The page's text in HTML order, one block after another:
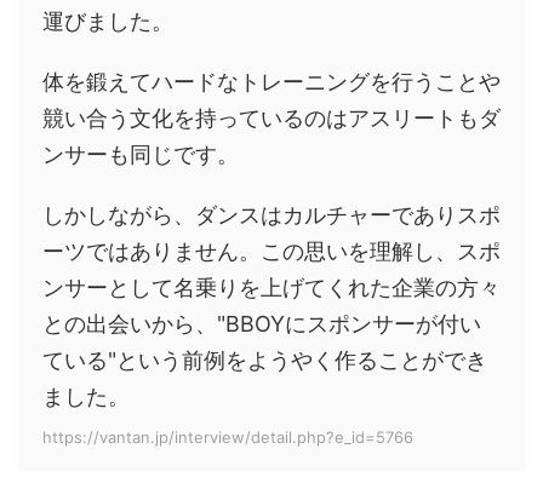
運びました。
体を鍛えてハードなトレーニングを行うことや
競い合う文化を持っているのはアスリートもダ
ンサーも同じです。
しかしながら、ダンスはカルチャーでありスポ
ーツではありません。この思いを理解し、スポ
ンサーとして名乗りを上げてくれた企業の方々
との出会いから、"BBOYにスポンサーが付い
ている"という前例をようやく作ることができ
ました。
https://vantan.jp/interview/detail.php?e_id=5766